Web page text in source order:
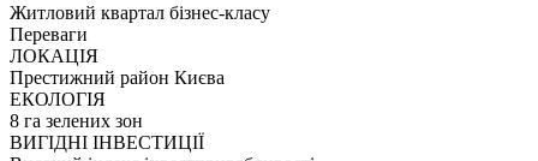
Житловий квартал бізнес-класу
Переваги
ЛОКАЦІЯ
Престижний район Києва
ЕКОЛОГІЯ
8 га зелених зон
ВИГІДНІ ІНВЕСТИЦІЇ